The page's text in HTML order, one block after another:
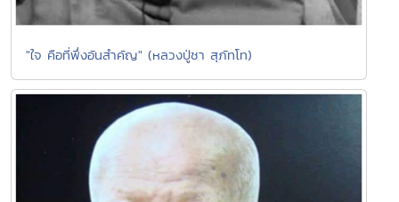
"ใจ คือที่พึ่งอันสำคัญ" (หลวงปู่ชา สุภัทโท)